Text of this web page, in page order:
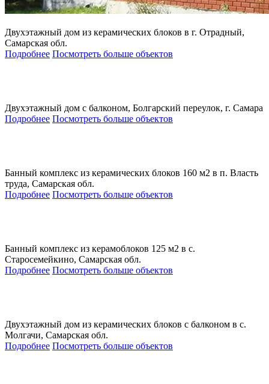
Двухэтажный дом из керамических блоков в г. Отрадный,
Самарская обл.
Подробнее Посмотреть больше объектов
Двухэтажный дом с балконом, Болгарский переулок, г. Самара
Подробнее Посмотреть больше объектов
Банный комплекс из керамических блоков 160 м2 в п. Власть
труда, Самарская обл.
Подробнее Посмотреть больше объектов
Банный комплекс из керамоблоков 125 м2 в с.
Старосемейкино, Самарская обл.
Подробнее Посмотреть больше объектов
Двухэтажный дом из керамических блоков с балконом в с.
Молгачи, Самарская обл.
Подробнее Посмотреть больше объектов